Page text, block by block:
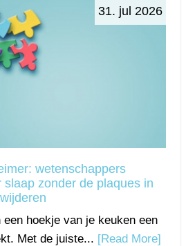
31. jul 2026
wetenschappers
slaap zonder de plaques in
hoekje van je keuken een
Met de juiste... [Read More]